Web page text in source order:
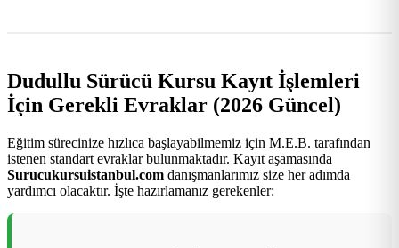
Dudullu Sürücü Kursu Kayıt İşlemleri
İçin Gerekli Evraklar (2026 Güncel)
Eğitim sürecinize hızlıca başlayabilmemiz için M.E.B. tarafından
istenen standart evraklar bulunmaktadır. Kayıt aşamasında
Surucukursuistanbul.com danışmanlarımız size her adımda
yardımcı olacaktır. İşte hazırlamanız gerekenler: